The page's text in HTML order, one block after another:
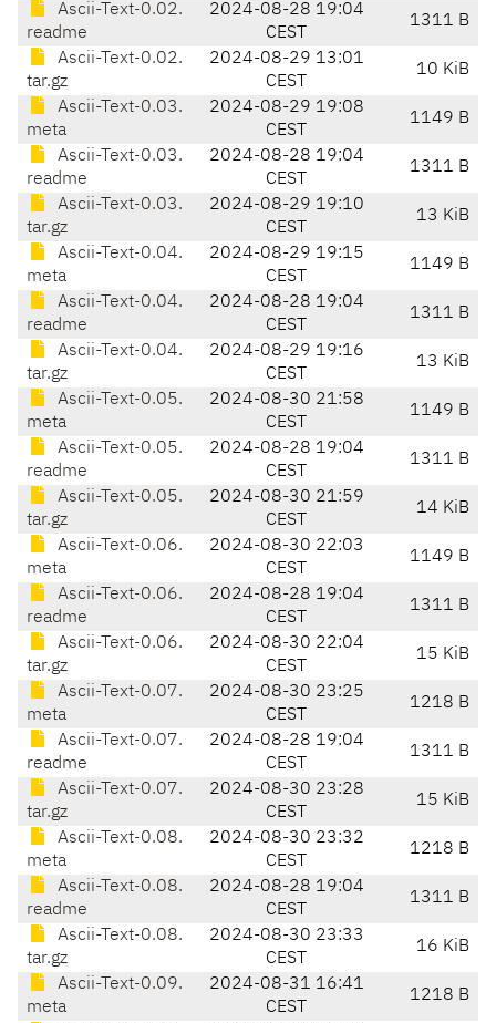
Ascii-Text-0.02.
readme
2024-08-28 19:04
CEST
1311 B
Ascii-Text-0.02.
tar.gz
2024-08-29 13:01
CEST
10 KiB
Ascii-Text-0.03.
meta
2024-08-29 19:08
CEST
1149 B
Ascii-Text-0.03.
readme
2024-08-28 19:04
CEST
1311 B
Ascii-Text-0.03.
tar.gz
2024-08-29 19:10
CEST
13 KiB
Ascii-Text-0.04.
meta
2024-08-29 19:15
CEST
1149 B
Ascii-Text-0.04.
readme
2024-08-28 19:04
CEST
1311 B
Ascii-Text-0.04.
tar.gz
2024-08-29 19:16
CEST
13 KiB
Ascii-Text-0.05.
meta
2024-08-30 21:58
CEST
1149 B
Ascii-Text-0.05.
readme
2024-08-28 19:04
CEST
1311 B
Ascii-Text-0.05.
tar.gz
2024-08-30 21:59
CEST
14 KiB
Ascii-Text-0.06.
meta
2024-08-30 22:03
CEST
1149 B
Ascii-Text-0.06.
readme
2024-08-28 19:04
CEST
1311 B
Ascii-Text-0.06.
tar.gz
2024-08-30 22:04
CEST
15 KiB
Ascii-Text-0.07.
meta
2024-08-30 23:25
CEST
1218 B
Ascii-Text-0.07.
readme
2024-08-28 19:04
CEST
1311 B
Ascii-Text-0.07.
tar.gz
2024-08-30 23:28
CEST
15 KiB
Ascii-Text-0.08.
meta
2024-08-30 23:32
CEST
1218 B
Ascii-Text-0.08.
readme
2024-08-28 19:04
CEST
1311 B
Ascii-Text-0.08.
tar.gz
2024-08-30 23:33
CEST
16 KiB
Ascii-Text-0.09.
meta
2024-08-31 16:41
CEST
1218 B